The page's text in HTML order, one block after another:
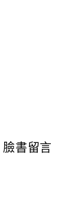
臉書留言